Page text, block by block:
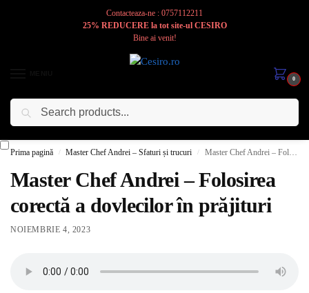
Contacteaza-ne : 0757112211
25% REDUCERE la tot site-ul CESIRO
Bine ai venit!
0
Cesiro
Prima pagină / Master Chef Andrei – Sfaturi și trucuri / Master Chef Andrei – Folosirea corectă a dovlecilor în prăjituri
Master Chef Andrei – Folosirea
corectă a dovlecilor în prăjituri
NOIEMBRIE 4, 2023